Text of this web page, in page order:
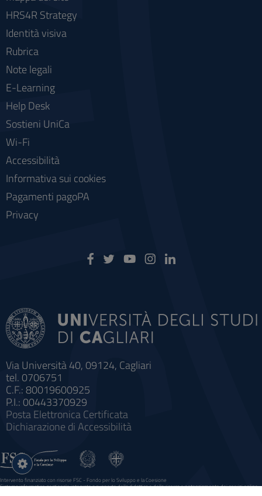
Via Università 40, 09124, Cagliari
tel. 0706751
C.F.: 80019600925
P.I.: 00443370929
Posta Elettronica Certificata
Dichiarazione di Accessibilità
HRS4R Strategy
Identità visiva
Rubrica
Note legali
E-Learning
Help Desk
Sostieni UniCa
Wi-Fi
Accessibilità
Informativa sui cookies
Pagamenti pagoPA
Privacy
Intervento finanziato con risorse FSC - Fondo per lo Sviluppo e la Coesione
Sistema informatico gestionale integrato a supporto della didattica e della ricerca e potenziamento dei servizi online
Impostazioni
cookie